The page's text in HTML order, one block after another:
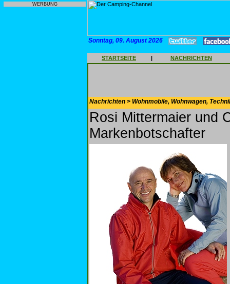
WERBUNG
Sonntag, 09. August 2026
STARTSEITE | NACHRICHTEN
Nachrichten > Wohnmobile, Wohnwagen,
Rosi Mittermaier und
Markenbotschafter